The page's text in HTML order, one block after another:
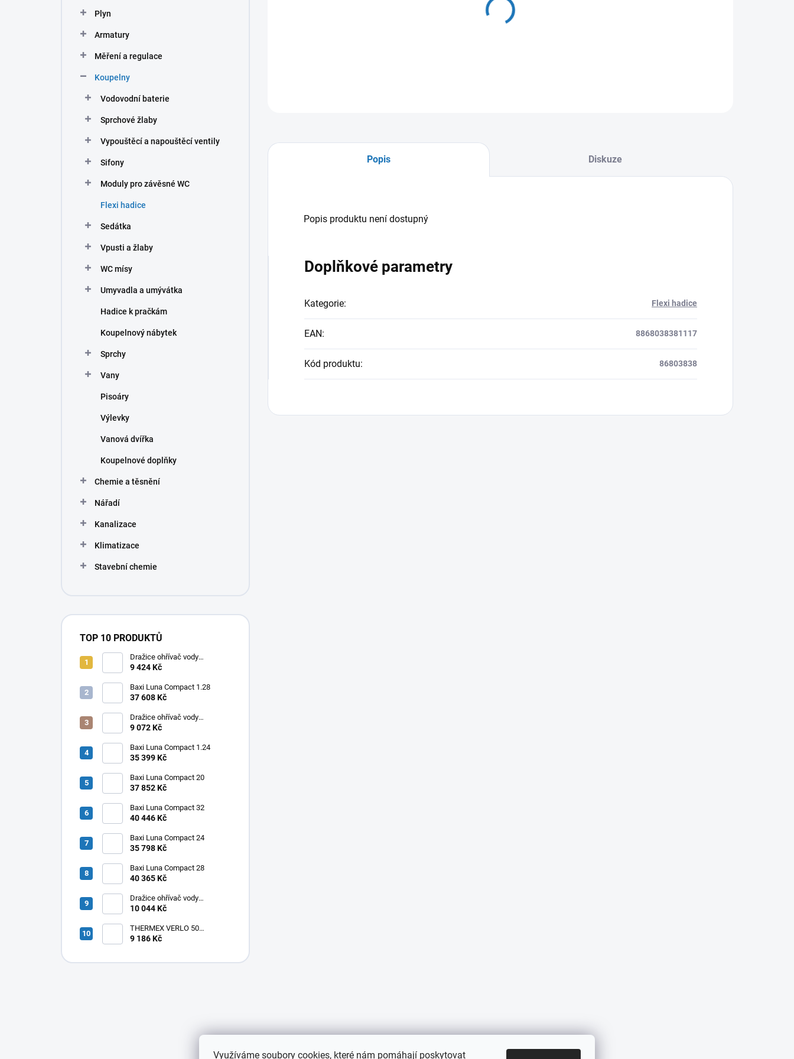
Využíváme soubory cookies, které nám pomáhají poskytovat
Plyn
Armatury
Měření a regulace
Koupelny
Vodovodní baterie
Sprchové žlaby
Vypouštěcí a napouštěcí ventily
Sifony
Moduly pro závěsné WC
Flexi hadice
Sedátka
Vpusti a žlaby
WC mísy
Umyvadla a umývátka
Hadice k pračkám
Koupelnový nábytek
Sprchy
Vany
Pisoáry
Výlevky
Vanová dvířka
Koupelnové doplňky
Chemie a těsnění
Nářadí
Kanalizace
Klimatizace
Stavební chemie
TOP 10 PRODUKTŮ
Dražice ohřívač vody
elektrický svislý OKHE ONE/E
9 424 Kč
Baxi Luna Compact 1.28
37 608 Kč
Dražice ohřívač vody
elektrický svislý OKHE ONE/E
9 072 Kč
Baxi Luna Compact 1.24
35 399 Kč
Baxi Luna Compact 20
37 852 Kč
Baxi Luna Compact 32
40 446 Kč
Baxi Luna Compact 24
35 798 Kč
Baxi Luna Compact 28
40 365 Kč
Dražice ohřívač vody
elektrický svislý OKHE ONE/E
10 044 Kč
THERMEX VERLO 50
elektrický ohřívač vody
9 186 Kč
10.8.2026
MOŽNOSTI DORUČENÍ
Popis Diskuze
Popis produktu není dostupný
Doplňkové parametry
Kategorie: Flexi hadice
EAN: 8868038381117
Kód produktu: 86803838